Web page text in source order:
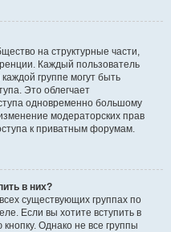
на структурные части,
Каждый пользователь
группе могут быть
Это облегчает
одновременно большому
модераторских прав
к приватным форумам.
в них?
существующих группах по
Если вы хотите вступить в
Однако не все группы